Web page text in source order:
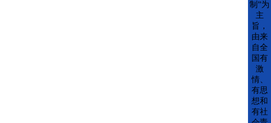
制”为
主
旨，
由来
自全
国有
激
情、
有思
想和
有社